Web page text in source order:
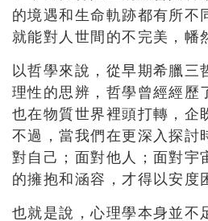
的境遇和生命軌跡都有所不
就能對人世間的不完美，幡
以哲學來說，從早期希臘三
理性的思辨， 哲學曾經經歷
也在物質世界裡頭打轉， 企
不過，當我們在更深入探討
對自己；面對他人；面對宇
的擁抱和涵容，才得以安度
也就是說，心理學本身並不